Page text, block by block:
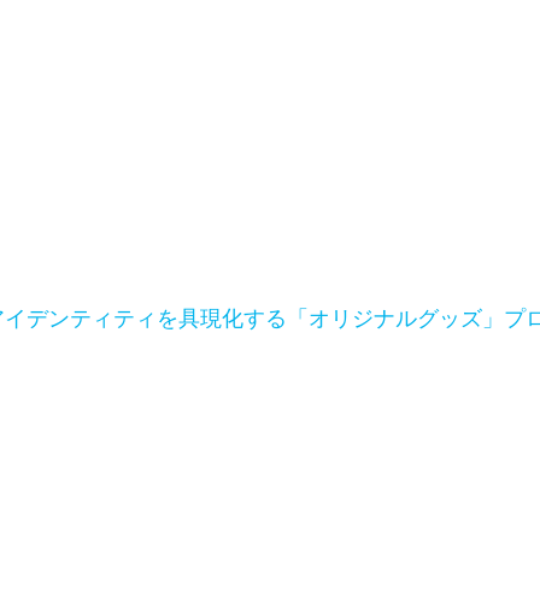
デンティティを具現化する「オリジナルグッズ」プ